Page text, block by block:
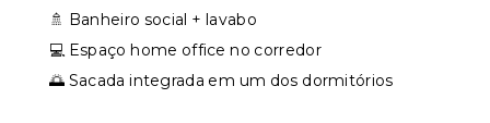
🚿 Banheiro social + lavabo
💻 Espaço home office no corredor
🌅 Sacada integrada em um dos dormitórios